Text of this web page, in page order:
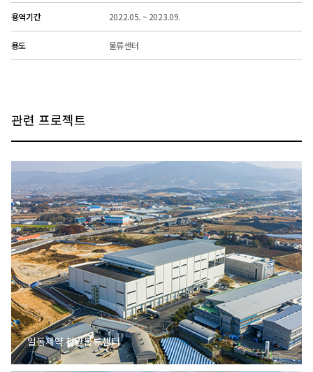
용역기간 2022.05. ~ 2023.09.
용도 물류센터
관련 프로젝트
일동제약 천안물류센터